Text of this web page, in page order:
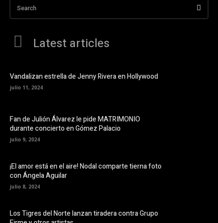
Search
Latest articles
Vandalizan estrella de Jenny Rivera en Hollywood
julio 11, 2024
Fan de Julión Álvarez le pide MATRIMONIO
durante concierto en Gómez Palacio
julio 9, 2024
¡El amor está en el aire! Nodal comparte tierna foto
con Ángela Aguilar
julio 8, 2024
Los Tigres del Norte lanzan tiradera contra Grupo